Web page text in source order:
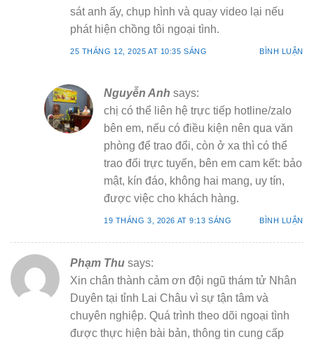
sát anh ấy, chụp hình và quay video lại nếu
phát hiện chồng tôi ngoại tình.
25 THÁNG 12, 2025 AT 10:35 SÁNG BÌNH LUẬN
Nguyễn Anh says:
chị có thể liên hệ trực tiếp hotline/zalo
bên em, nếu có điều kiện nên qua văn
phòng để trao đổi, còn ở xa thì có thể
trao đổi trực tuyến, bên em cam kết: bảo
mật, kín đáo, không hai mang, uy tín,
được việc cho khách hàng.
19 THÁNG 3, 2026 AT 9:13 SÁNG BÌNH LUẬN
Phạm Thu says:
Xin chân thành cảm ơn đội ngũ thám tử Nhân
Duyên tại tỉnh Lai Châu vì sự tận tâm và
chuyên nghiệp. Quá trình theo dõi ngoại tình
được thực hiện bài bản, thông tin cung cấp